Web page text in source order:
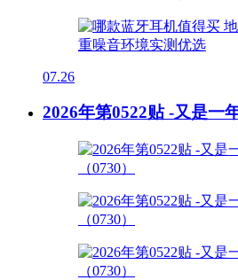
07.26
2026年第0522贴 -又是一